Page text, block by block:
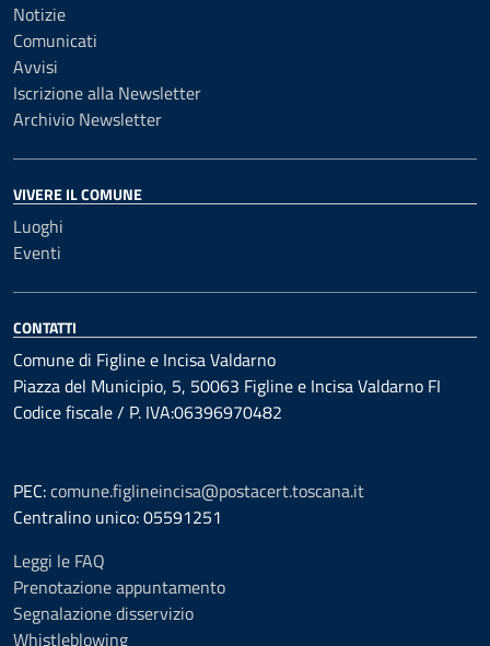
Notizie
Comunicati
Avvisi
Iscrizione alla Newsletter
Archivio Newsletter
VIVERE IL COMUNE
Luoghi
Eventi
CONTATTI
Comune di Figline e Incisa Valdarno
Piazza del Municipio, 5, 50063 Figline e Incisa Valdarno FI
Codice fiscale / P. IVA:06396970482
PEC:comune.figlineincisa@postacert.toscana.it
Centralino unico: 05591251
Leggi le FAQ
Prenotazione appuntamento
Segnalazione disservizio
Whistleblowing